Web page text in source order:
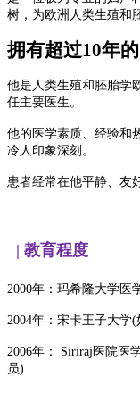
树，为欧洲人类生殖和
拥有超过10年
他是人类生殖和胚胎学
任主要医生。
他的医学素质、经验和
冷人印象深刻。
患者经常在他平静、友
| 教育程度
2000年：玛希隆大学医
2004年：宋卡王子大学
2006年： Siriraj医院医
员)